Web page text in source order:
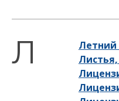
Летний